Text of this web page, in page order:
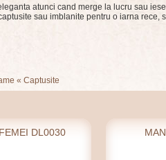
atunci cand merge la lucru sau
sau imblanite pentru o iarna
« Captusite
DL0030